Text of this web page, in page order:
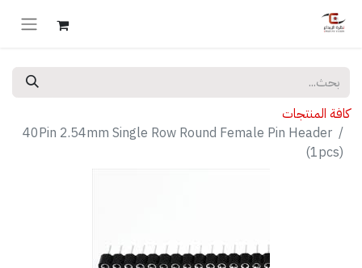
كافة المنتجات
40Pin 2.54mm Single Row Round Female Pin Header
(1pcs)